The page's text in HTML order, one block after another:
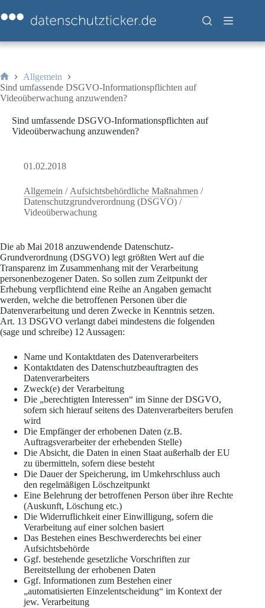
Inhalt
springen
Start
Allgemein
Sind umfassende DSGVO-Informationspflichten auf
Videoüberwachung anzuwenden?
Sind umfassende DSGVO-Informationspflichten auf
Videoüberwachung anzuwenden?
01.02.2018
Allgemein / Aufsichtsbehördliche Maßnahmen /
Datenschutzgrundverordnung (DSGVO) /
Videoüberwachung
Die ab Mai 2018 anzuwendende Datenschutz-
Grundverordnung (DSGVO) legt größten Wert auf die
Transparenz im Zusammenhang mit der Verarbeitung
personenbezogener Daten. So sollen zum Zeitpunkt der
Erhebung verpflichtend eine Reihe an Angaben gemacht
werden, welche die betroffenen Personen über die
Datenverarbeitung und deren Zwecke in Kenntnis setzen.
Art. 13 DSGVO verlangt dabei mindestens die folgenden
(sage und schreibe) 12 Aussagen:
Name und Kontaktdaten des Datenverarbeiters
Kontaktdaten des Datenschutzbeauftragten des
Datenverarbeiters
Zweck(e) der Verarbeitung
Die „berechtigten Interessen“ im Sinne der DSGVO,
sofern sich hierauf seitens des Datenverarbeiters berufen
wird
Die Empfänger der erhobenen Daten (z.B.
Auftragsverarbeiter der erhebenden Stelle)
Die Absicht, die Daten in einen Staat außerhalb der EU
zu übermitteln, sofern diese besteht
Die Dauer der Speicherung, im Umkehrschluss auch
den regelmäßigen Löschzeitpunkt
Eine Belehrung der betroffenen Person über ihre Rechte
(Auskunft, Löschung etc.)
Die Widerruflichkeit einer Einwilligung, sofern die
Verarbeitung auf einer solchen basiert
Das Bestehen eines Beschwerderechts bei einer
Aufsichtsbehörde
Ggf. bestehende gesetzliche Vorschriften zur
Bereitstellung der erhobenen Daten
Ggf. Informationen zum Bestehen einer
„automatisierten Einzelentscheidung“ im Kontext der
jew. Verarbeitung